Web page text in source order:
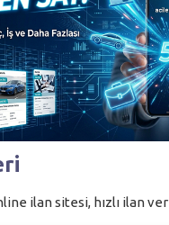
ilan sitesi, hızlı ilan ver